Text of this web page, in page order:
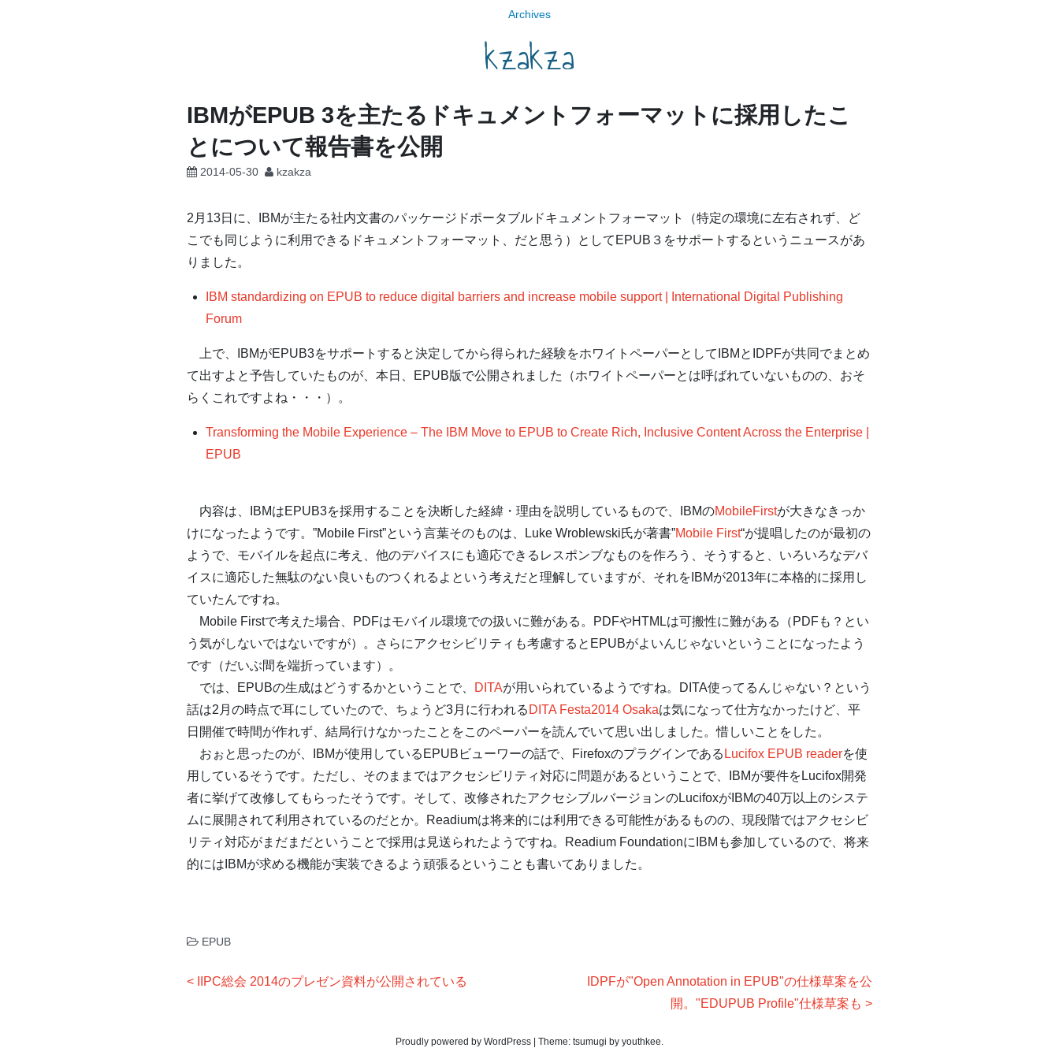
Archives
kzakza
IBMがEPUB 3を主たるドキュメントフォーマットに採用したこ
とについて報告書を公開
2014-05-30 kzakza
2月13日に、IBMが主たる社内文書のパッケージドポータブルドキュメントフォーマット（特定の環境に左右されず、ど
こでも同じように利用できるドキュメントフォーマット、だと思う）としてEPUB３をサポートするというニュースがあ
りました。
IBM standardizing on EPUB to reduce digital barriers and increase mobile support | International Digital Publishing
Forum
上で、IBMがEPUB3をサポートすると決定してから得られた経験をホワイトペーパーとしてIBMとIDPFが共同でまとめ
て出すよと予告していたものが、本日、EPUB版で公開されました（ホワイトペーパーとは呼ばれていないものの、おそ
らくこれですよね・・・）。
Transforming the Mobile Experience – The IBM Move to EPUB to Create Rich, Inclusive Content Across the Enterprise |
EPUB
内容は、IBMはEPUB3を採用することを決断した経緯・理由を説明しているもので、IBMのMobileFirstが大きなきっか
けになったようです。”Mobile First”という言葉そのものは、Luke Wroblewski氏が著書”Mobile First“が提唱したのが最初の
ようで、モバイルを起点に考え、他のデバイスにも適応できるレスポンブなものを作ろう、そうすると、いろいろなデバ
イスに適応した無駄のない良いものつくれるよという考えだと理解していますが、それをIBMが2013年に本格的に採用し
ていたんですね。
Mobile Firstで考えた場合、PDFはモバイル環境での扱いに難がある。PDFやHTMLは可搬性に難がある（PDFも？とい
う気がしないではないですが）。さらにアクセシビリティも考慮するとEPUBがよいんじゃないということになったよう
です（だいぶ間を端折っています）。
では、EPUBの生成はどうするかということで、
DITAが用いられているようですね。DITA使ってるんじゃない？という
話は2月の時点で耳にしていたので、ちょうど3月に行われる DITA Festa2014 Osakaは気になって仕方なかったけど、平
日開催で時間が作れず、結局行けなかったことをこのペーパーを読んでいて思い出しました。惜しいことをした。
おぉと思ったのが、IBMが使用しているEPUBビューワーの話で、Firefoxのプラグインである Lucifox EPUB readerを使
用しているそうです。ただし、そのままではアクセシビリティ対応に問題があるということで、IBMが要件をLucifox開発
者に挙げて改修してもらったそうです。そして、改修されたアクセシブルバージョンのLucifoxがIBMの40万以上のシステ
ムに展開されて利用されているのだとか。Readiumは将来的には利用できる可能性があるものの、現段階ではアクセシビ
リティ対応がまだまだということで採用は見送られたようですね。Readium FoundationにIBMも参加しているので、将来
的にはIBMが求める機能が実装できるよう頑張るということも書いてありました。
EPUB
投IIPC総会 2014のプレゼン資料が公開されている
IDPFが"Open Annotation in EPUB"の仕様草案を公
開。"EDUPUB Profile"仕様草案も
Proudly powered by WordPress Theme: tsumugi by youthkee.